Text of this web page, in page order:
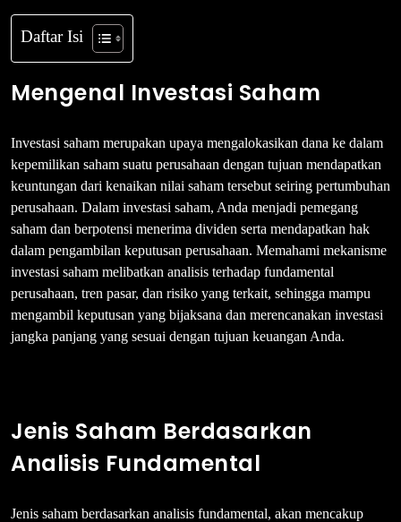
Daftar Isi
Mengenal Investasi Saham
Investasi saham merupakan upaya mengalokasikan dana ke dalam
kepemilikan saham suatu perusahaan dengan tujuan mendapatkan
keuntungan dari kenaikan nilai saham tersebut seiring pertumbuhan
perusahaan. Dalam investasi saham, Anda menjadi pemegang
saham dan berpotensi menerima dividen serta mendapatkan hak
dalam pengambilan keputusan perusahaan. Memahami mekanisme
investasi saham melibatkan analisis terhadap fundamental
perusahaan, tren pasar, dan risiko yang terkait, sehingga mampu
mengambil keputusan yang bijaksana dan merencanakan investasi
jangka panjang yang sesuai dengan tujuan keuangan Anda.
Jenis Saham Berdasarkan
Analisis Fundamental
Jenis saham berdasarkan analisis fundamental, akan mencakup